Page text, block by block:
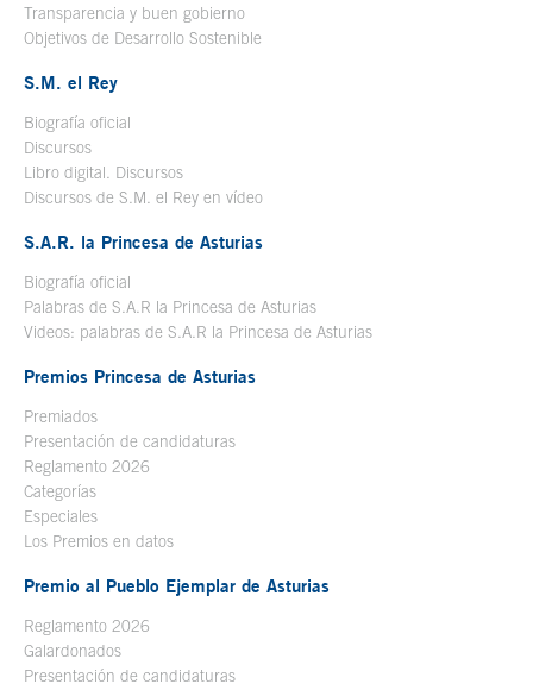
Transparencia y buen gobierno
Objetivos de Desarrollo Sostenible
S.M. el Rey
Biografía oficial
Discursos
Libro digital. Discursos
Discursos de S.M. el Rey en vídeo
S.A.R. la Princesa de Asturias
Biografía oficial
Palabras de S.A.R la Princesa de Asturias
Videos: palabras de S.A.R la Princesa de Asturias
Premios Princesa de Asturias
Premiados
Presentación de candidaturas
Reglamento 2026
Categorías
Especiales
Los Premios en datos
Premio al Pueblo Ejemplar de Asturias
Reglamento 2026
Galardonados
Presentación de candidaturas